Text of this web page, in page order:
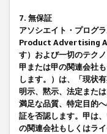
7. 無保証
アソシエイト・プログ
Product Advertising
す）および一切のテク
甲または甲の関連会社
します。）は、「現状
明示、黙示、法定また
満足な品質、特定目的
証を否認します。甲は
の関連会社もしくはラ